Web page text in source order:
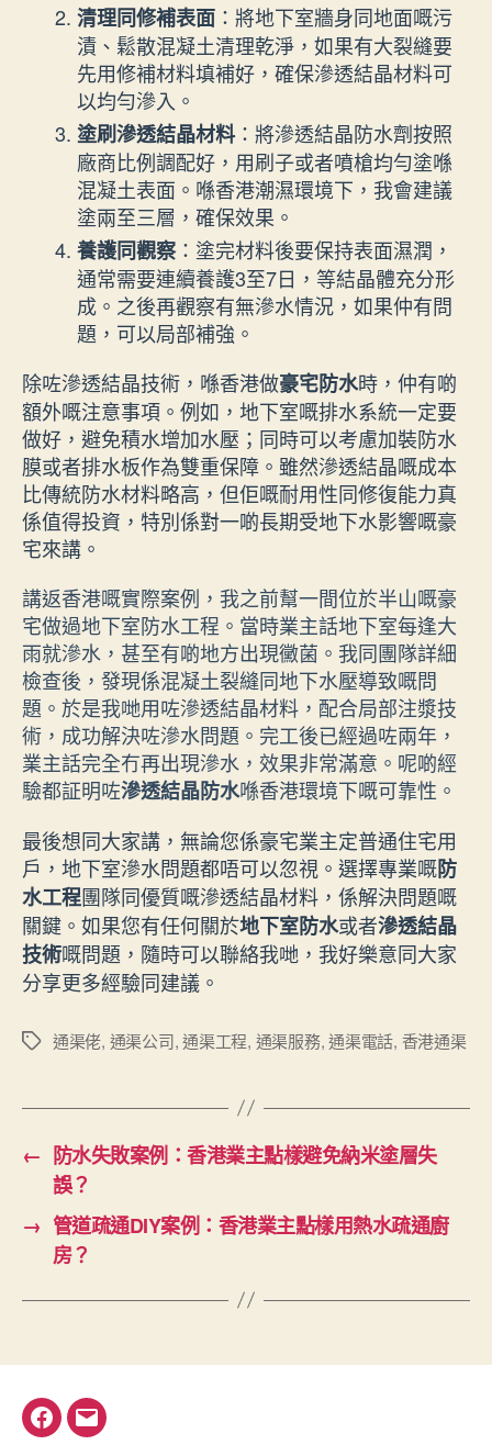
清理同修補表面 ：將地下室牆身同地面嘅污
漬、鬆散混凝土清理乾淨，如果有大裂縫要
先用修補材料填補好，確保滲透結晶材料可
以均勻滲入。
塗刷滲透結晶材料 ：將滲透結晶防水劑按照
廠商比例調配好，用刷子或者噴槍均勻塗喺
混凝土表面。喺香港潮濕環境下，我會建議
塗兩至三層，確保效果。
養護同觀察 ：塗完材料後要保持表面濕潤，
通常需要連續養護3至7日，等結晶體充分形
成。之後再觀察有無滲水情況，如果仲有問
題，可以局部補強。
除咗滲透結晶技術，喺香港做豪宅防水時，仲有啲
額外嘅注意事項。例如，地下室嘅排水系統一定要
做好，避免積水增加水壓；同時可以考慮加裝防水
膜或者排水板作為雙重保障。雖然滲透結晶嘅成本
比傳統防水材料略高，但佢嘅耐用性同修復能力真
係值得投資，特別係對一啲長期受地下水影響嘅豪
宅來講。
講返香港嘅實際案例，我之前幫一間位於半山嘅豪
宅做過地下室防水工程。當時業主話地下室每逢大
雨就滲水，甚至有啲地方出現黴菌。我同團隊詳細
檢查後，發現係混凝土裂縫同地下水壓導致嘅問
題。於是我哋用咗滲透結晶材料，配合局部注漿技
術，成功解決咗滲水問題。完工後已經過咗兩年，
業主話完全冇再出現滲水，效果非常滿意。呢啲經
驗都証明咗滲透結晶防水喺香港環境下嘅可靠性。
最後想同大家講，無論您係豪宅業主定普通住宅用
戶，地下室滲水問題都唔可以忽視。選擇專業嘅防
水工程團隊同優質嘅滲透結晶材料，係解決問題嘅
關鍵。如果您有任何關於地下室防水或者滲透結晶
技術嘅問題，隨時可以聯絡我哋，我好樂意同大家
分享更多經驗同建議。
Tags通渠佬, 通渠公司,通渠工程, 通渠服務,通渠電話, 香港通渠
← 防水失敗案例：香港業主點樣避免納米塗層失
誤？
→ 管道疏通DIY案例：香港業主點樣用熱水疏通廚
房？
Facebook
電